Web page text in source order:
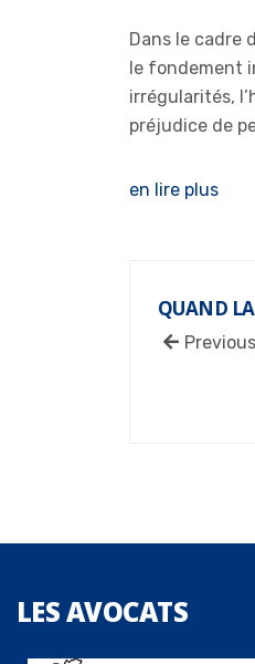
Dans le cadre
le fondement
irrégularités,
préjudice de
en lire plus
QUAND LA
LESAVOCATS